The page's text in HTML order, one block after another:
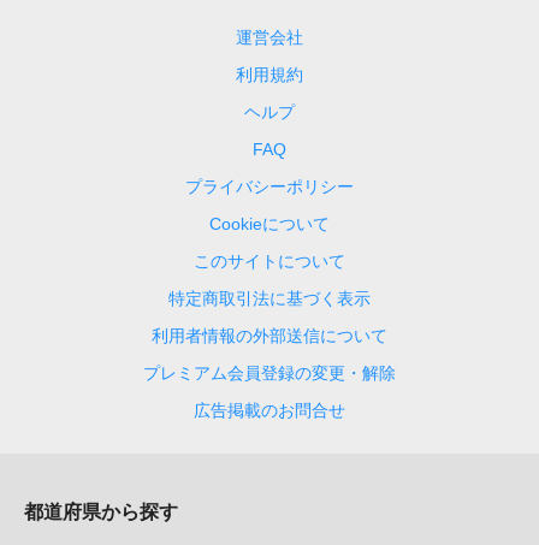
運営会社
利用規約
ヘルプ
FAQ
プライバシーポリシー
Cookieについて
このサイトについて
特定商取引法に基づく表示
利用者情報の外部送信について
プレミアム会員登録の変更・解除
広告掲載のお問合せ
都道府県から探す